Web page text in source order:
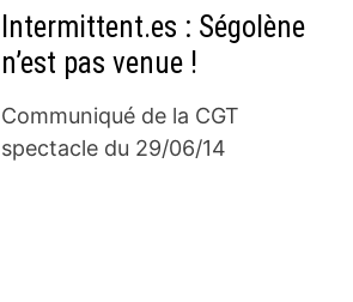
Intermittent.es : Ségolène
n’est pas venue !
Communiqué de la CGT
spectacle du 29/06/14